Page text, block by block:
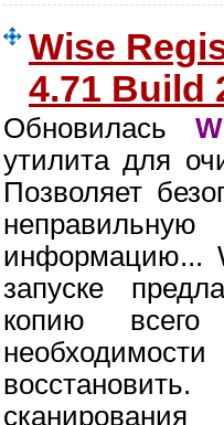
Wise
4.71 Build
Обновилась
утилита для
Позволяет
информацию...
запуске
копию